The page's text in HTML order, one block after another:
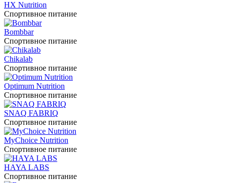
HX Nutrition
Спортивное питание
Bombbar
Спортивное питание
Chikalab
Спортивное питание
Optimum Nutrition
Спортивное питание
SNAQ FABRIQ
Спортивное питание
MyChoice Nutrition
Спортивное питание
HAYA LABS
Спортивное питание